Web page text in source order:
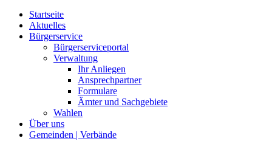
Startseite
Aktuelles
Bürgerservice
Bürgerserviceportal
Verwaltung
Ihr Anliegen
Ansprechpartner
Formulare
Ämter und Sachgebiete
Wahlen
Über uns
Gemeinden | Verbände